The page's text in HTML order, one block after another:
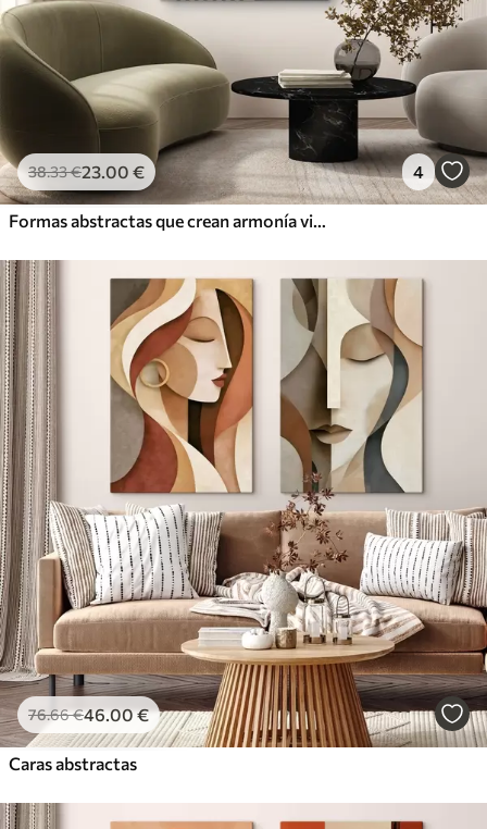
38.33€23.00 € 4
Formas abstractas que crean armonía visual
76.66€46.00€
Caras abstractas